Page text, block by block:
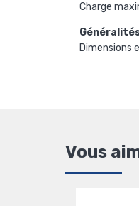
Charge
Dimensions
Vous